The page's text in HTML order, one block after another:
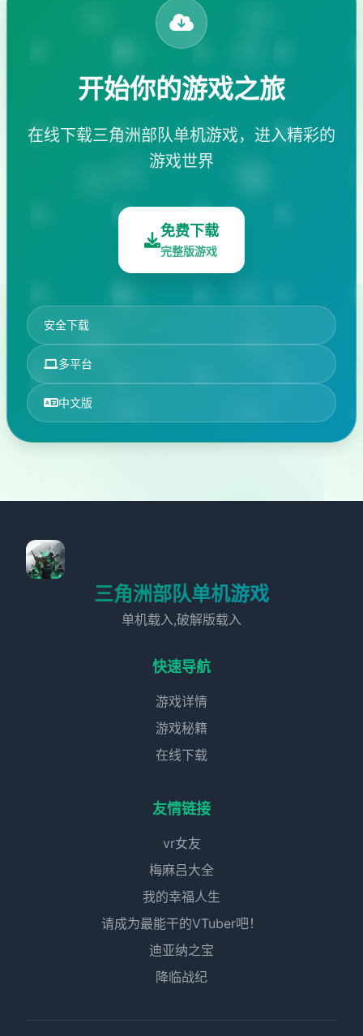
开始你的游戏之旅
在线下载三角洲部队单机游戏，进入精彩的
游戏世界
免费下载
完整版游戏
安全下载
多平台
中文版
三角洲部队单机游戏
单机载入,破解版载入
快速导航
游戏详情
游戏秘籍
在线下载
友情链接
vr女友
梅麻吕大全
我的幸福人生
请成为最能干的VTuber吧！
迪亚纳之宝
降临战纪